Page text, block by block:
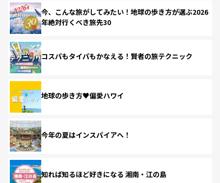
今、こんな旅がしてみたい！地球の歩き方が選ぶ2026
年絶対行くべき旅先30
コスパもタイパもかなえる！賢者の旅テクニック
地球の歩き方♥偏愛ハワイ
今年の夏はインスパイアへ！
知れば知るほど好きになる 湘南・江の島